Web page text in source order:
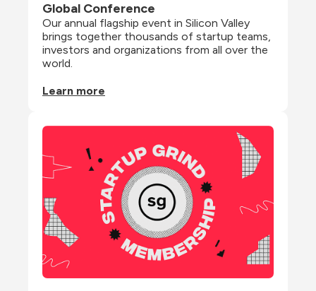
Global Conference
Our annual flagship event in Silicon Valley
brings together thousands of startup teams,
investors and organizations from all over the
world.
Learn more